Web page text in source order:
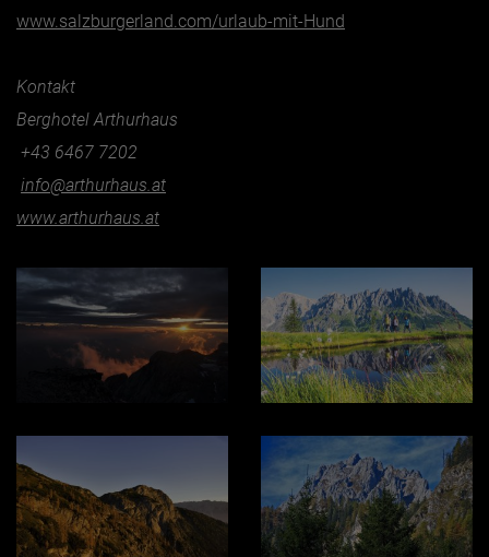
www.salzburgerland.com/urlaub-mit-Hund
Kontakt
Berghotel Arthurhaus
+43 6467 7202
info@arthurhaus.at
www.arthurhaus.at